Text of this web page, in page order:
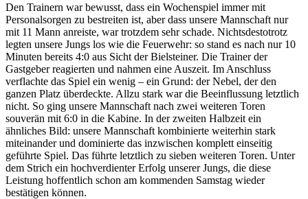
Den Trainern war bewusst, dass ein Wochenspiel immer mit
Personalsorgen zu bestreiten ist, aber dass unsere Mannschaft nur
mit 11 Mann anreiste, war trotzdem sehr schade. Nichtsdestotrotz
legten unsere Jungs los wie die Feuerwehr: so stand es nach nur 10
Minuten bereits 4:0 aus Sicht der Bielsteiner. Die Trainer der
Gastgeber reagierten und nahmen eine Auszeit. Im Anschluss
verflachte das Spiel ein wenig – ein Grund: der Nebel, der den
ganzen Platz überdeckte. Allzu stark war die Beeinflussung letztlich
nicht. So ging unsere Mannschaft nach zwei weiteren Toren
souverän mit 6:0 in die Kabine. In der zweiten Halbzeit ein
ähnliches Bild: unsere Mannschaft kombinierte weiterhin stark
miteinander und dominierte das inzwischen komplett einseitig
geführte Spiel. Das führte letztlich zu sieben weiteren Toren. Unter
dem Strich ein hochverdienter Erfolg unserer Jungs, die diese
Leistung hoffentlich schon am kommenden Samstag wieder
bestätigen können.